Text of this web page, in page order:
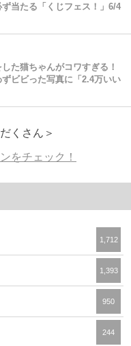
当たる「くじフェス！」6/4
た猫ちゃんがコワすぎる！
ビビった写真に「2.4万いい
くさん＞
をチェック！
1,712
1,393
950
244